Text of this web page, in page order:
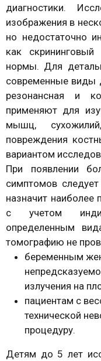
диагностики.
изображения в
но недостаточно
как
нормы. Для
современные виды
резонансная и
применяют для
мышц,
повреждения
вариантом
При появлении
симптомов
назначит наиболее
с учетом
определенным
томографию не
беременным
излучения на
пациентам с
технической
процедуру.
Детям до 5 лет